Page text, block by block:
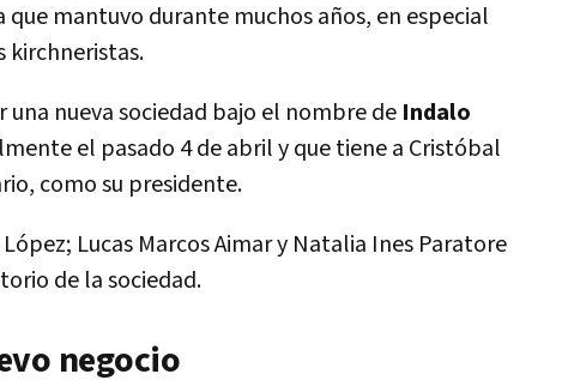
mantuvo durante muchos años, en especial
kirchneristas.
nueva sociedad bajo el nombre de Indalo
el pasado 4 de abril y que tiene a Cristóbal
como su presidente.
Lucas Marcos Aimar y Natalia Ines Paratore
de la sociedad.
negocio